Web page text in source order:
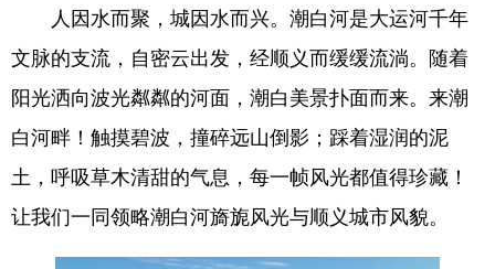
悦读 公益 书画 一带一路
地方频道
北京 天津 河北 山西
辽宁 吉林 上海 江苏
人因水而聚，城因水而兴。潮白河是大运河千年
文脉的支流，自密云出发，经顺义而缓缓流淌。随着
阳光洒向波光粼粼的河面，潮白美景扑面而来。来潮
白河畔！触摸碧波，撞碎远山倒影；踩着湿润的泥
土，呼吸草木清甜的气息，每一帧风光都值得珍藏！
让我们一同领略潮白河旖旎风光与顺义城市风貌。